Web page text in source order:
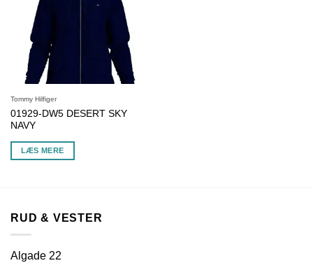
Tommy Hilfiger
01929-DW5 DESERT SKY
NAVY
LÆS MERE
RUD & VESTER
Algade 22